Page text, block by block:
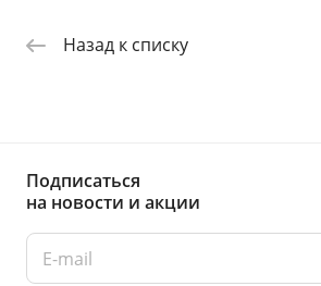
Назад к списку
Подписаться
на новости и акции